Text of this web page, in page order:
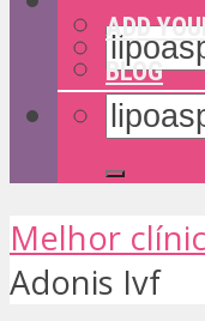
ADD
BLOG
Melhor
Adonis Ivf